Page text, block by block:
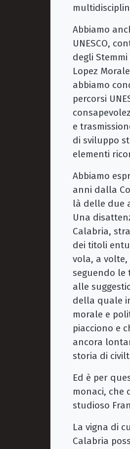
Abbiamo
UNESCO,
degli
Lopez
abbiamo
percorsi
e
di sviluppo
elementi
Abbiamo
anni dalla
là delle due
Una
Calabria,
dei titoli
vola, a
seguendo le
alle
della quale
morale e
piacciono e
ancora
storia di
Ed è per
monaci, che
studioso
La vigna di
Calabria